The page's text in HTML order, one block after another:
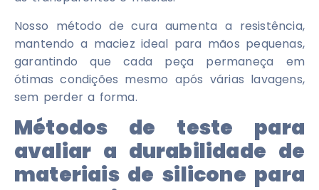
Nosso método de cura aumenta a resistência,
mantendo a maciez ideal para mãos pequenas,
garantindo que cada peça permaneça em
ótimas condições mesmo após várias lavagens,
sem perder a forma.
Métodos de teste para
avaliar a durabilidade de
materiais de silicone para